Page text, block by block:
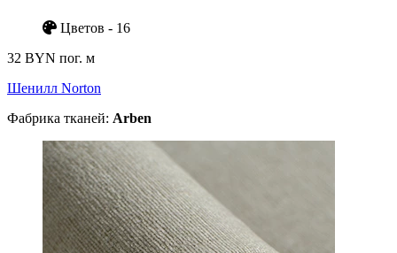
Цветов - 16
32 BYN пог. м
Шенилл Norton
Фабрика тканей: Arben